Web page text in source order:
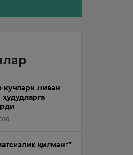
кучлари Ливан
қилманг”